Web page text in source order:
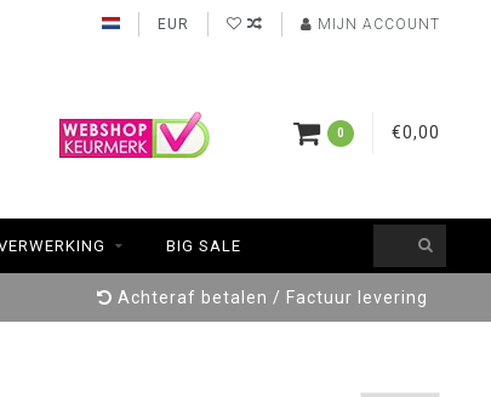
EUR MIJN ACCOUNT
0 €0,00
BIG SALE
Achteraf betalen / Factuur levering